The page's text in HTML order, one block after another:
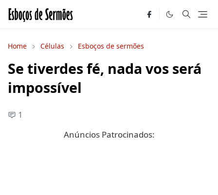
Home Células Esboços de sermões
Se tiverdes fé, nada vos será
impossível
1
Anúncios Patrocinados: